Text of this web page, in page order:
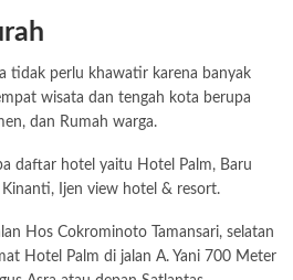
tidak perlu khawatir karena banyak
wisata dan tengah kota berupa
dan Rumah warga.
daftar hotel yaitu Hotel Palm, Baru
Ijen view hotel & resort.
Hos Cokrominoto Tamansari, selatan
Hotel Palm di jalan A. Yani 700 Meter